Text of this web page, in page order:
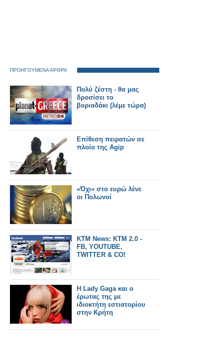
ΠΡΟΗΓΟΥΜΕΝΑ ΑΡΘΡΑ
Πολύ ζέστη - θα μας
δροσίσει το
βοριαδάκι (λέμε τώρα)
Επίθεση πειρατών σε
πλοίο της Agip
«Όχι» στο ευρώ λένε
οι Πολωνοί
KTM News: KTM 2.0 -
FB, YOUTUBE,
TWITTER & CO!
H Lady Gaga και ο
έρωτας της με
ιδιοκτήτη εστιατορίου
στην Κρήτη